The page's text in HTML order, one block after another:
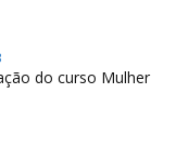
do curso Mulher